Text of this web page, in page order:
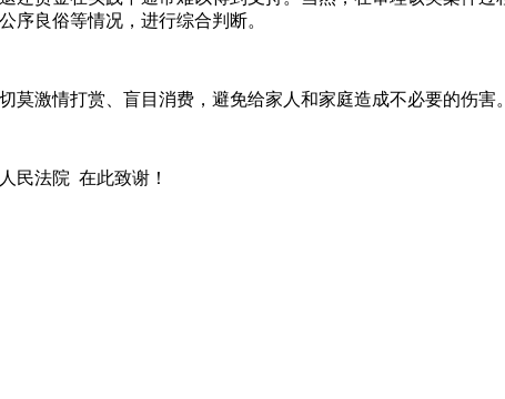
序良俗等情况，进行综合判断。
莫激情打赏、盲目消费，避免给家人和家庭造成不必要的伤害
民法院 在此致谢！